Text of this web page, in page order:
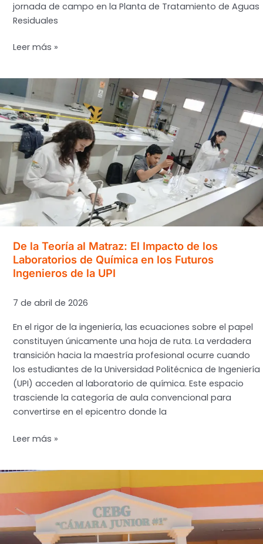
jornada de campo en la Planta de Tratamiento de Aguas
Residuales
La
liderazgo
regional
en
ingeniería
ambiental
con
visita
técnica
estratégica
en
Lejamani
Leer más »
De la Teoría al Matraz: El Impacto de los
Laboratorios de Química en los Futuros
Ingenieros de la UPI
7 de abril de 2026
En el rigor de la ingeniería, las ecuaciones sobre el papel
constituyen únicamente una hoja de ruta. La verdadera
transición hacia la maestría profesional ocurre cuando
los estudiantes de la Universidad Politécnica de Ingeniería
(UPI) acceden al laboratorio de química. Este espacio
trasciende la categoría de aula convencional para
convertirse en el epicentro donde la
De
Matraz:
El
Impacto
de
Leer más »